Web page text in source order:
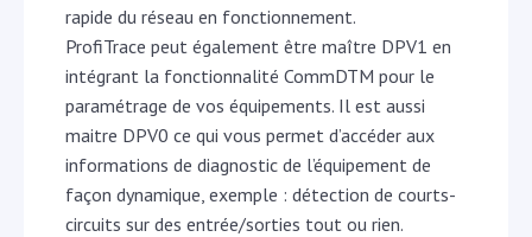
rapide du réseau en fonctionnement.
ProfiTrace peut également être maître DPV1 en
intégrant la fonctionnalité CommDTM pour le
paramétrage de vos équipements. Il est aussi
maitre DPV0 ce qui vous permet d’accéder aux
informations de diagnostic de l’équipement de
façon dynamique, exemple : détection de courts-
circuits sur des entrée/sorties tout ou rien.